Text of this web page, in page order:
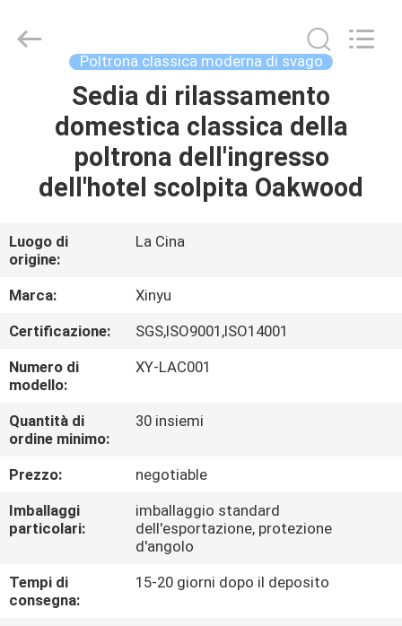
PRODOTTI
NOI
GIRO
DELLA
FABBRICA
CONTROLLO
DI
QUALITÀ
MAPPA
SITO
XinYu
Furniture
Poltrona classica moderna di svago
Sedia di rilassamento
domestica classica della
poltrona dell'ingresso
dell'hotel scolpita Oakwood
Luogo di
origine:
La Cina
Marca:
Xinyu
Certificazione:
SGS,ISO9001,ISO14001
Numero di
modello:
XY-LAC001
Quantità di
ordine minimo:
30 insiemi
Prezzo:
negotiable
Imballaggi
particolari:
imballaggio standard
dell'esportazione, protezione
d'angolo
Tempi di
consegna:
15-20 giorni dopo il deposito